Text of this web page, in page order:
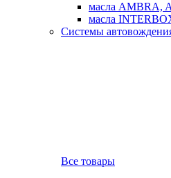
масла AMBRA,
масла
Системы
Все товары